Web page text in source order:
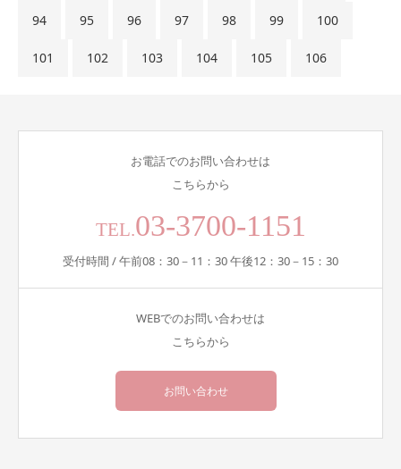
94 95 96 97 98 99 100
101 102 103 104 105 106
お電話でのお問い合わせは
こちらから
TEL.03-3700-1151
受付時間 / 午前08：30－11：30 午後12：30－15：30
WEBでのお問い合わせは
こちらから
お問い合わせ